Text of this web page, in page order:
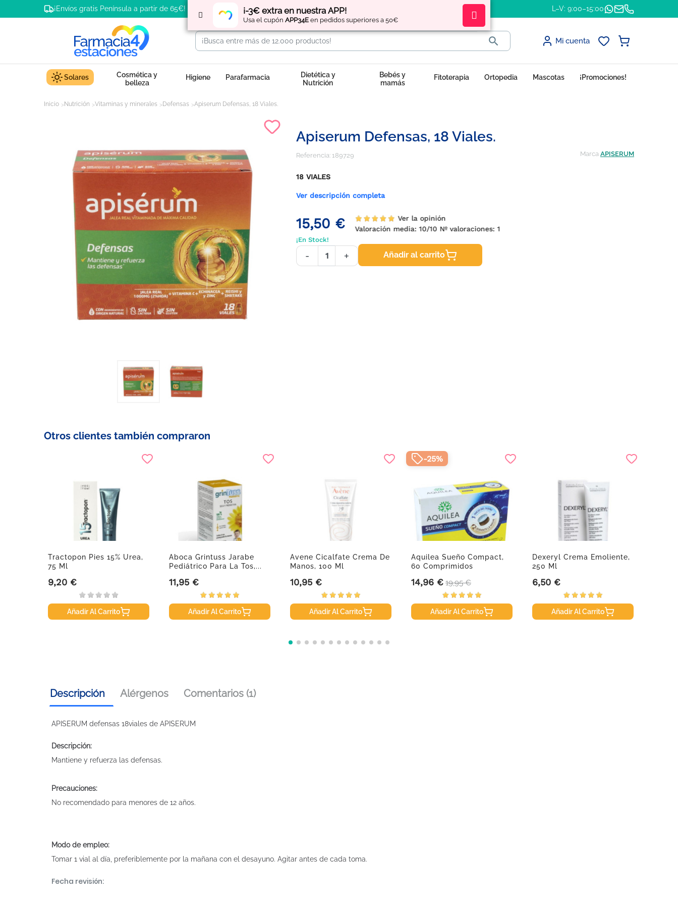
¡-3€ extra en nuestra APP!
Usa el cupón APP34E en pedidos superiores a 50€
¡Envíos gratis Península a partir de 65€! Regístratey obtén L–V: 9:00–15:00
 Mi cuenta
Solares
Cosmética y
belleza
Higiene Parafarmacia
Dietética y
Nutrición
Bebés y
mamás
Fitoterapia Ortopedia Mascotas ¡Promociones!
Inicio Nutrición Vitaminas y minerales Defensas Apiserum Defensas, 18 Viales.
Apiserum Defensas, 18 Viales.
Referencia: 189729 Marca APISERUM
18 VIALES
Ver descripción completa
15,50 €
Ver la opinión
Valoración media: 10/10 Nº valoraciones: 1
¡En Stock!
- + Añadir al carrito
Otros clientes también compraron
Tractopon Pies 15% Urea,
75 Ml
Precio
9,20 €
Añadir Al Carrito
Aboca Grintuss Jarabe
Pediátrico Para La Tos,...
Precio
11,95 €
Añadir Al Carrito
Avene Cicalfate Crema De
Manos, 100 Ml
Precio
10,95 €
Añadir Al Carrito
Aquilea Sueño Compact,
60 Comprimidos
Precio
14,96 € Precio base
19,95 €
Añadir Al Carrito
-25%
Dexeryl Crema Emoliente,
250 Ml
Precio
6,50 €
Añadir Al Carrito
Descripción Alérgenos Comentarios (1)
APISERUM defensas 18viales de APISERUM
Descripción:
Mantiene y refuerza las defensas.
Precauciones:
No recomendado para menores de 12 años.
Modo de empleo:
Tomar 1 vial al día, preferiblemente por la mañana con el desayuno. Agitar antes de cada toma.
Fecha revisión: